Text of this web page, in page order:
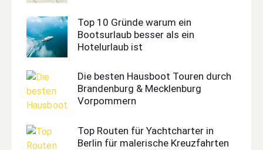
Top 10 Gründe warum ein
Bootsurlaub besser als ein
Hotelurlaub ist
Die besten Hausboot Touren durch
Brandenburg & Mecklenburg
Vorpommern
Top Routen für Yachtcharter in
Berlin für malerische Kreuzfahrten